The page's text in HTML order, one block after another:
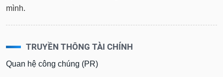
mình.
TRUYỀN THÔNG TÀI CHÍNH
Quan hệ công chúng (PR)